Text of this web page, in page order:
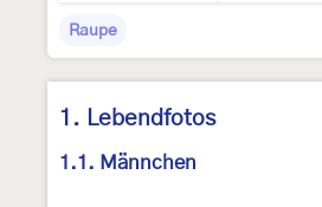
Raupe
1. Lebendfotos
1.1. Männchen